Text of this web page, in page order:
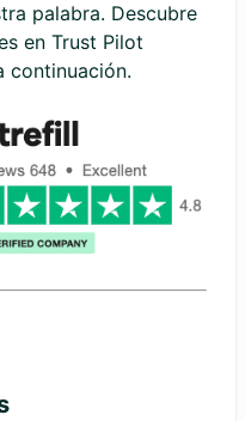
palabra. Descubre
en Trust Pilot
continuación.